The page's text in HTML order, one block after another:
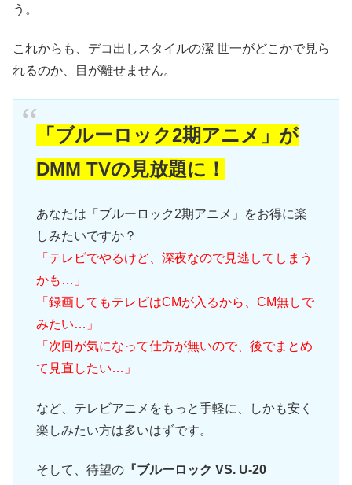
う。
これからも、デコ出しスタイルの潔 世一がどこかで見ら
れるのか、目が離せません。
「ブルーロック2期アニメ」が
DMM TVの見放題に！
あなたは「ブルーロック2期アニメ」をお得に楽
しみたいですか？
「テレビでやるけど、深夜なので見逃してしまう
かも…」
「録画してもテレビはCMが入るから、CM無しで
みたい…」
「次回が気になって仕方が無いので、後でまとめ
て見直したい…」
など、テレビアニメをもっと手軽に、しかも安く
楽しみたい方は多いはずです。
そして、待望の『ブルーロック VS. U-20